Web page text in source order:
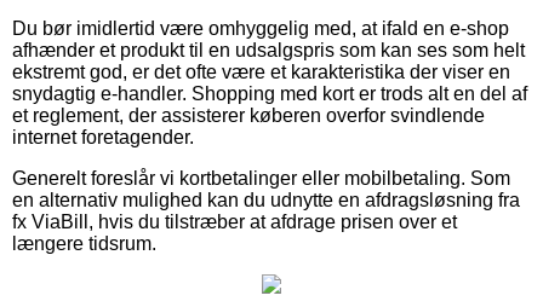
Du bør imidlertid være omhyggelig med, at ifald en e-shop
afhænder et produkt til en udsalgspris som kan ses som helt
ekstremt god, er det ofte være et karakteristika der viser en
snydagtig e-handler. Shopping med kort er trods alt en del af
et reglement, der assisterer køberen overfor svindlende
internet foretagender.
Generelt foreslår vi kortbetalinger eller mobilbetaling. Som
en alternativ mulighed kan du udnytte en afdragsløsning fra
fx ViaBill, hvis du tilstræber at afdrage prisen over et
længere tidsrum.